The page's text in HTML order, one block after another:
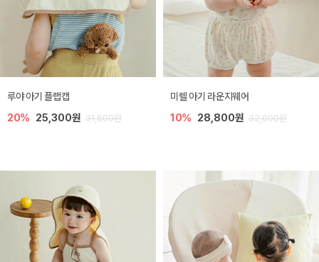
루야 아기 플랩캡
20% 25,300원 31,600원
미렐 아기 라운지웨어
10% 28,800원 32,000원